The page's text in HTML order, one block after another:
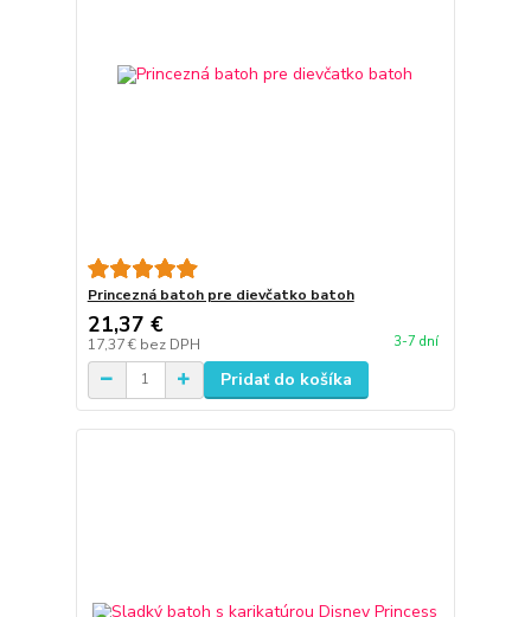
Princezná batoh pre dievčatko batoh
21,37 €
17,37 € bez DPH 3-7 dní
Pridať do košíka